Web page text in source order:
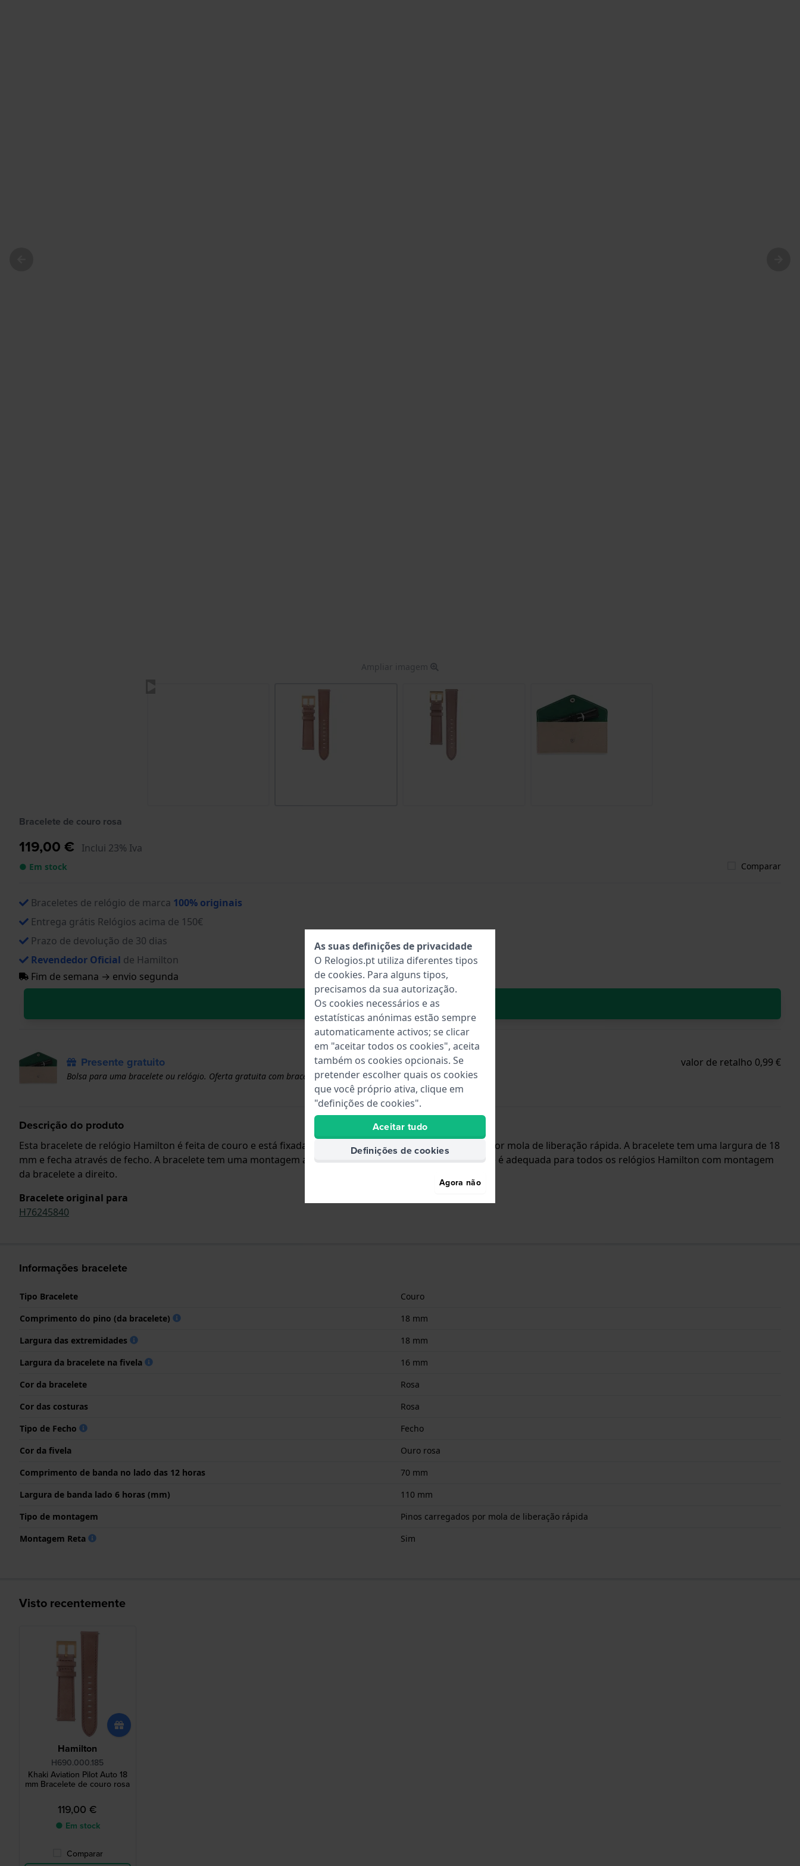
Ampliar imagem
Bracelete de couro rosa
119,00 € Inclui 23% Iva
● Em stock Comparar
Braceletes de relógio de marca 100% originais
Entrega grátis Relógios acima de 150€
Prazo de devolução de 30 dias
Revendedor Oficial de Hamilton
Fim de semana → envio segunda
No carrinho
Presente gratuito valor de retalho 0,99 €
Bolsa para uma bracelete ou relógio. Oferta gratuita com braceletes superiores a 50 euros
Descrição do produto
Esta bracelete de relógio Hamilton é feita de couro e está fixada ao relógio através de pinos carregados por mola de liberação rápida. A bracelete tem uma largura de 18
mm e fecha através de fecho. A bracelete tem uma montagem a direito, o que significa que esta bracelete é adequada para todos os relógios Hamilton com montagem
da bracelete a direito.
Bracelete original para
H76245840
Informações bracelete
Tipo Bracelete
Couro
Comprimento do pino (da bracelete)
18 mm
Largura das extremidades
18 mm
Largura da bracelete na fivela
16 mm
Cor da bracelete
Rosa
Cor das costuras
Rosa
Tipo de Fecho
Fecho
Cor da fivela
Ouro rosa
Comprimento de banda no lado das 12 horas
70 mm
Largura de banda lado 6 horas (mm)
110 mm
Tipo de montagem
Pinos carregados por mola de liberação rápida
Montagem Reta
Sim
Visto recentemente
Hamilton
H690.000.185
Khaki Aviation Pilot Auto 18
mm Bracelete de couro rosa
119,00 €
● Em stock
Comparar
As suas definições de privacidade
O Relogios.pt utiliza diferentes tipos
de cookies. Para alguns tipos,
precisamos da sua autorização.
Os cookies necessários e as
estatísticas anónimas estão sempre
automaticamente activos; se clicar
em "aceitar todos os cookies", aceita
também os cookies opcionais. Se
pretender escolher quais os cookies
que você próprio ativa, clique em
"definições de cookies".
Aceitar tudo
Definições de cookies
Agora não